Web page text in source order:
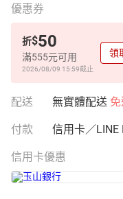
優惠券
折$50
滿555元可用
2026/08/09 15:59截止
領
配送 無實體配送
付款 信用卡／LINE
信用卡優惠